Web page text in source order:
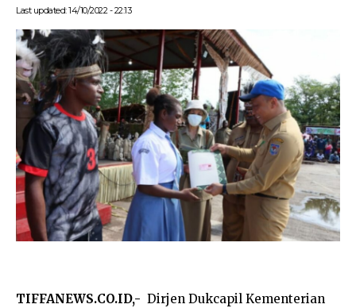
Last updated: 14/10/2022 - 22:13
TIFFANEWS.CO.ID,- Dirjen Dukcapil Kementerian